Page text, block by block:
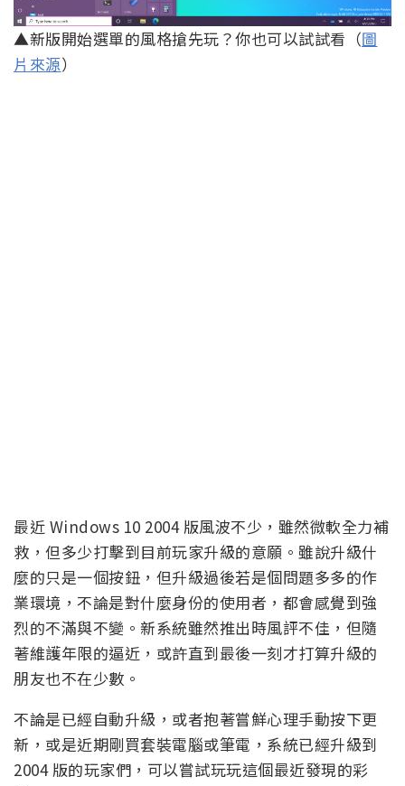
▲新版開始選單的風格搶先玩？你也可以試試看（圖
片來源）
最近 Windows 10 2004 版風波不少，雖然微軟全力補
救，但多少打擊到目前玩家升級的意願。雖說升級什
麼的只是一個按鈕，但升級過後若是個問題多多的作
業環境，不論是對什麼身份的使用者，都會感覺到強
烈的不滿與不變。新系統雖然推出時風評不佳，但隨
著維護年限的逼近，或許直到最後一刻才打算升級的
朋友也不在少數。
不論是已經自動升級，或者抱著嘗鮮心理手動按下更
新，或是近期剛買套裝電腦或筆電，系統已經升級到
2004 版的玩家們，可以嘗試玩玩這個最近發現的彩